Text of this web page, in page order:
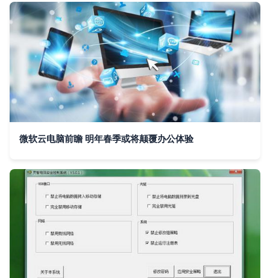
微软云电脑前瞻 明年春季或将颠覆办公体验